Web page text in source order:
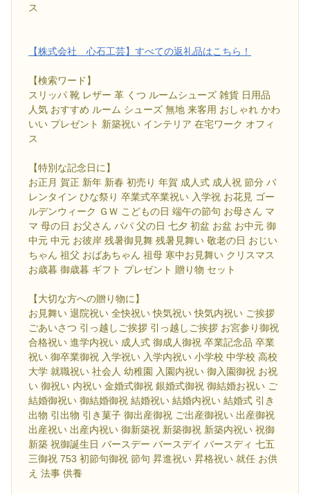
ス
【株式会社 心石工芸】すべての返礼品はこちら！
【検索ワード】
スリッパ 靴 レザー 革 くつ ルームシューズ 雑貨 日用品
人気 おすすめ ルーム シューズ 無地 来客用 おしゃれ かわ
いい プレゼント 新築祝い インテリア 在宅ワーク オフィ
ス
【特別な記念日に】
お正月 賀正 新年 新春 初売り 年賀 成人式 成人祝 節分 バ
レンタイン ひな祭り 卒業式卒業祝い 入学祝 お花見 ゴー
ルデンウィーク ＧＷ こどもの日 端午の節句 お母さん マ
マ 母の日 お父さん パパ 父の日 七夕 初盆 お盆 お中元 御
中元 中元 お彼岸 残暑御見舞 残暑見舞い 敬老の日 おじい
ちゃん 祖父 おばあちゃん 祖母 寒中お見舞い クリスマス
お歳暮 御歳暮 ギフト プレゼント 贈り物 セット
【大切な方への贈り物に】
お見舞い 退院祝い 全快祝い 快気祝い 快気内祝い ご挨拶
ごあいさつ 引っ越しご挨拶 引っ越しご挨拶 お宮参り御祝
合格祝い 進学内祝い 成人式 御成人御祝 卒業記念品 卒業
祝い 御卒業御祝 入学祝い 入学内祝い 小学校 中学校 高校
大学 就職祝い 社会人 幼稚園 入園内祝い 御入園御祝 お祝
い 御祝い 内祝い 金婚式御祝 銀婚式御祝 御結婚お祝い ご
結婚御祝い 御結婚御祝 結婚祝い 結婚内祝い 結婚式 引き
出物 引出物 引き菓子 御出産御祝 ご出産御祝い 出産御祝
出産祝い 出産内祝い 御新築祝 新築御祝 新築内祝い 祝御
新築 祝御誕生日 バースデー バースデイ バースディ 七五
三御祝 753 初節句御祝 節句 昇進祝い 昇格祝い 就任 お供
え 法事 供養